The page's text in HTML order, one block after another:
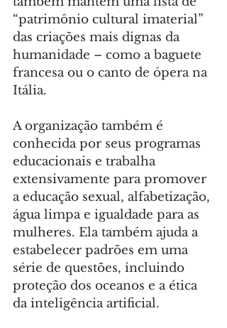
“patrimônio cultural imaterial”
das criações mais dignas da
humanidade – como a baguete
francesa ou o canto de ópera na
Itália.
A organização também é
conhecida por seus programas
educacionais e trabalha
extensivamente para promover
a educação sexual, alfabetização,
água limpa e igualdade para as
mulheres. Ela também ajuda a
estabelecer padrões em uma
série de questões, incluindo
proteção dos oceanos e a ética
da inteligência artificial.